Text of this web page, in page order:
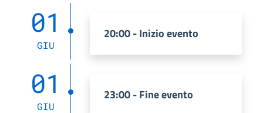
01
GIU
20:00 - Inizio evento
01
GIU
23:00 - Fine evento